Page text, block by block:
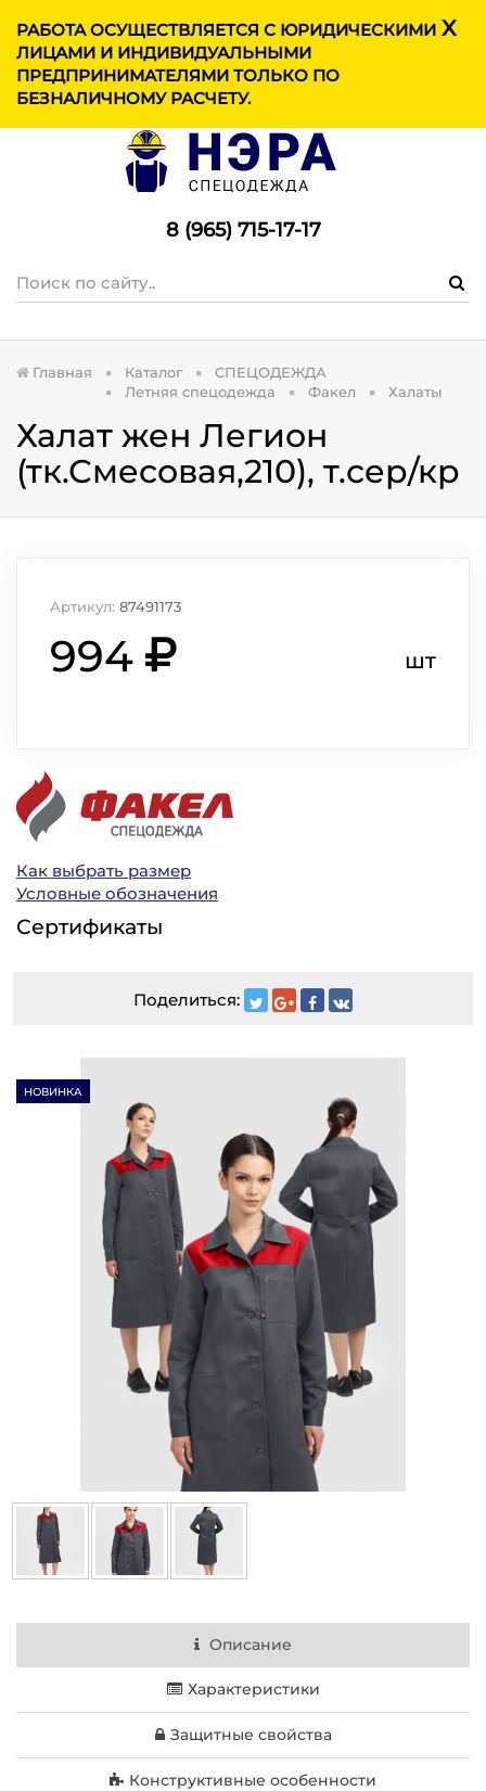
МЕНЮ
РАБОТА ОСУЩЕСТВЛЯЕТСЯ С ЮРИДИЧЕСКИМИ
ЛИЦАМИ И ИНДИВИДУАЛЬНЫМИ
ПРЕДПРИНИМАТЕЛЯМИ ТОЛЬКО ПО
БЕЗНАЛИЧНОМУ РАСЧЕТУ.
X
8 (965) 715-17-17
Главная Каталог
СПЕЦОДЕЖДА
Летняя спецодежда
Факел Халаты
Халат жен Легион
(тк.Смесовая,210), т.сер/кр
Артикул: 87491173
994 шт
Как выбрать размер
Условные обозначения
Сертификаты
Поделиться:
НОВИНКА
Описание
Характеристики
Защитные свойства
Конструктивные особенности